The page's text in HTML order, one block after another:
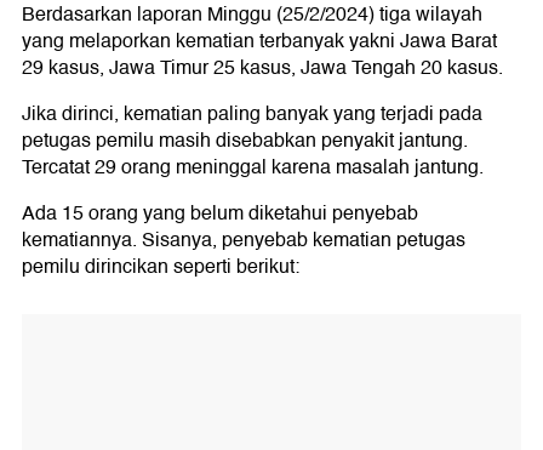
Berdasarkan laporan Minggu (25/2/2024) tiga wilayah
yang melaporkan kematian terbanyak yakni Jawa Barat
29 kasus, Jawa Timur 25 kasus, Jawa Tengah 20 kasus.
Jika dirinci, kematian paling banyak yang terjadi pada
petugas pemilu masih disebabkan penyakit jantung.
Tercatat 29 orang meninggal karena masalah jantung.
Ada 15 orang yang belum diketahui penyebab
kematiannya. Sisanya, penyebab kematian petugas
pemilu dirincikan seperti berikut: